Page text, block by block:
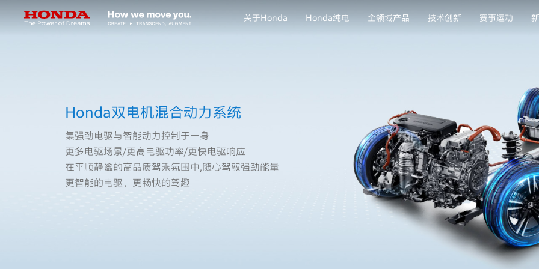
关于Honda Honda纯电 全领域产品 技术创新 赛事运动
技术创新
Honda双电机混合动力系统
集强劲电驱与智能动力控制于一身
更多电驱场景/更高电驱功率/更快电驱响应
在平顺静谧的高品质驾乘氛围中,随心驾驭强劲能量
更智能的电驱，更畅快的驾趣